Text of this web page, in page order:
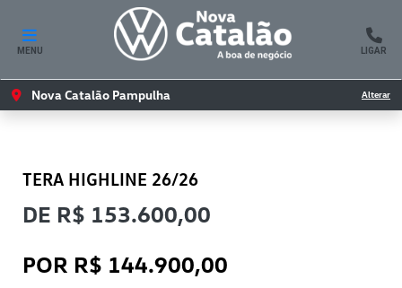
MENU LIGAR
Nova Catalão Pampulha Alterar
TERA HIGHLINE 26/26
DE R$ 153.600,00
POR R$ 144.900,00